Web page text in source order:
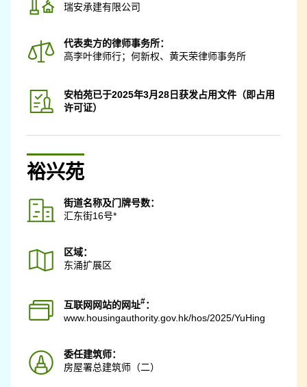
瑞安承建有限公司
代表卖方的律师事务所：
高李叶律师行；何新权、黄天荣律师事务所
安柏苑已于2025年3月28日获发占用文件（即占用
许可证）
裕兴苑
街道名称及门牌号数：
汇东街16号*
区域：
东涌扩展区
互联网网站的网址#：
www.housingauthority.gov.hk/hos/2025/YuHing
委任建筑师：
房屋署总建筑师（二）